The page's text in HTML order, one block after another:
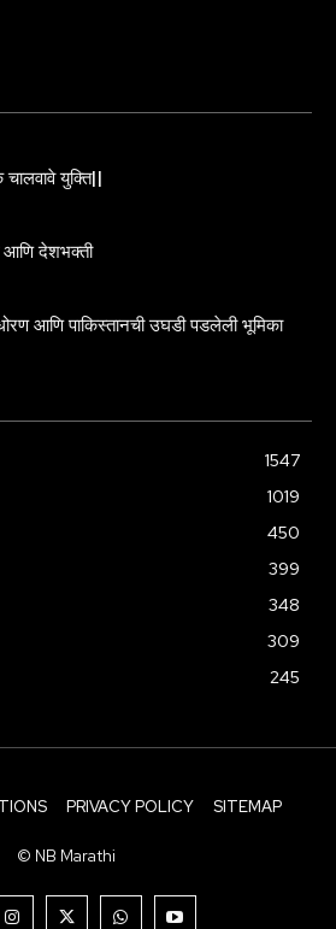
युक्ति||
देशभक्ती
आणि पाकिस्तानची उघडी पडलेली भूमिका
1547
1019
450
399
348
309
245
PRIVACY POLICY SITEMAP
© NB Marathi